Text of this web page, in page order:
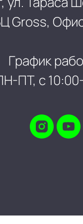
Gross,
График
ПТ, с